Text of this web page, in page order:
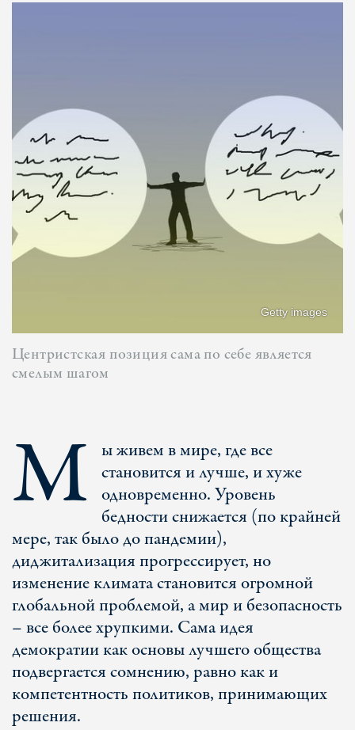
Getty images
Центристская позиция сама по себе является
смелым шагом
М ы живем в мире, где все
становится и лучше, и хуже
одновременно. Уровень
бедности снижается (по крайней
мере, так было до пандемии),
диджитализация прогрессирует, но
изменение климата становится огромной
глобальной проблемой, а мир и безопасность
– все более хрупкими. Сама идея
демократии как основы лучшего общества
подвергается сомнению, равно как и
компетентность политиков, принимающих
решения.